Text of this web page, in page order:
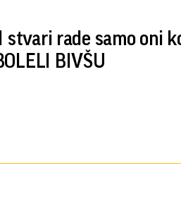
stvari rade samo oni
BIVŠU